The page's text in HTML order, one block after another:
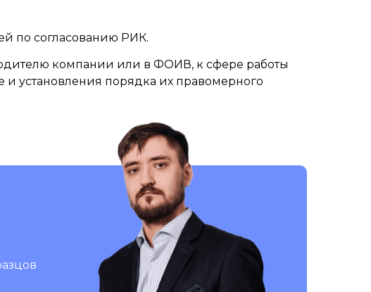
по согласованию РИК.
компании или в ФОИВ, к сфере работы
установления порядка их правомерного